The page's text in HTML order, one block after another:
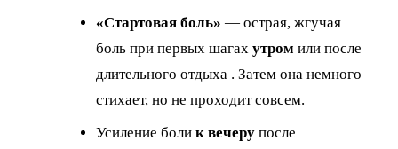
«Стартовая боль» — острая, жгучая
боль при первых шагах утром или после
длительного отдыха . Затем она немного
стихает, но не проходит совсем.
Усиление боли к вечеру после